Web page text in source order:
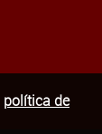
política de